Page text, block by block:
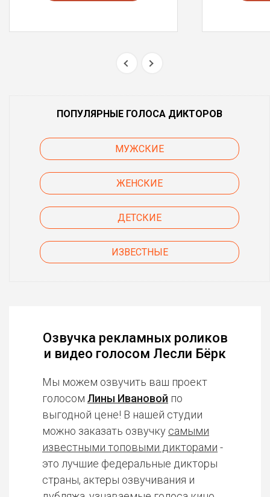
ПОПУЛЯРНЫЕ ГОЛОСА ДИКТОРОВ
МУЖСКИЕ
ЖЕНСКИЕ
ДЕТСКИЕ
ИЗВЕСТНЫЕ
Озвучка рекламных роликов
и видео голосом Лесли Бёрк
Мы можем озвучить ваш проект
голосом Лины Ивановой по
выгодной цене! В нашей студии
можно заказать озвучку самыми
известными топовыми дикторами -
это лучшие федеральные дикторы
страны, актеры озвучивания и